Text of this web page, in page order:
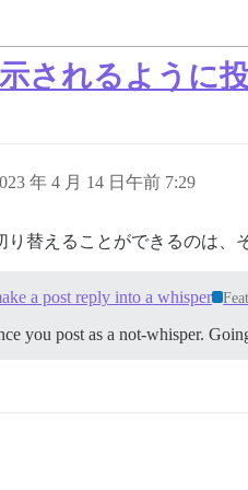
されるように
年 4 月 14 日午前 7:29
り替えることができるのは
a post reply into a whisper
you post as a not-whisper.